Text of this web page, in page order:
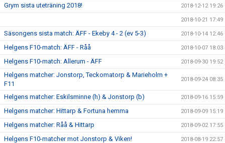
Grym sista uteträning 2018! 2018-12-12 19:26
2018-10-21 17:49
Säsongens sista match: ÄFF - Ekeby 4 - 2 (ev 5-3) 2018-10-14 12:46
Helgens F10-match: ÄFF - Råå 2018-10-07 18:03
Helgens F10-match: Allerum - ÄFF 2018-09-30 19:52
Helgens matcher: Jonstorp, Teckomatorp & Marieholm +
F11
2018-09-24 08:35
Helgens matcher: Eskilsminne (h) & Jonstorp (b) 2018-09-16 15:59
Helgens matcher: Hittarp & Fortuna hemma 2018-09-09 15:19
Helgens matcher: Råå & Hittarp 2018-09-02 17:55
Helgens F10-matcher mot Jonstorp & Viken! 2018-08-19 22:57